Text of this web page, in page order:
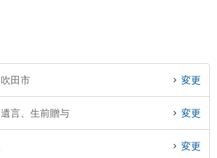
田市 変更
言、生前贈与 変更
変更